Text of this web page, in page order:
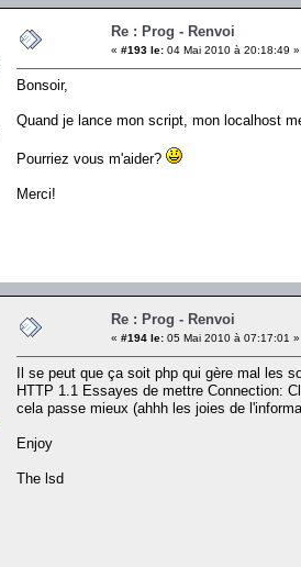
Re : Prog - Renvoi
« #193 le: 04 Mai 2010 à 20:18:49 »
Bonsoir,
Quand je lance mon script, mon localhost
Pourriez vous m'aider?
Merci!
Re : Prog - Renvoi
« #194 le: 05 Mai 2010 à 07:17:01 »
Il se peut que ça soit php qui gère mal les
HTTP 1.1 Essayes de mettre Connection:
cela passe mieux (ahhh les joies de
Enjoy
The lsd